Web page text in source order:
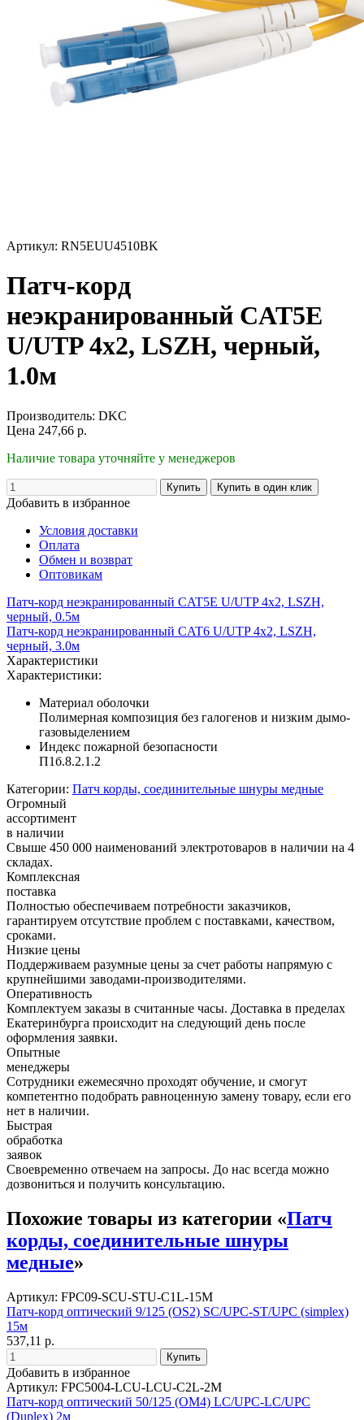
Артикул: RN5EUU4510BK
Патч-корд
неэкранированный CAT5E
U/UTP 4х2, LSZH, черный,
1.0м
Производитель: DKC
Цена 247,66 р.
Наличие товара уточняйте у менеджеров
Добавить в избранное
Условия доставки
Оплата
Обмен и возврат
Оптовикам
Патч-корд неэкранированный CAT5E U/UTP 4х2, LSZH,
черный, 0.5м
Патч-корд неэкранированный CAT6 U/UTP 4х2, LSZH,
черный, 3.0м
Характеристики
Характеристики:
Материал оболочки
Полимерная композиция без галогенов и низким дымо-
газовыделением
Индекс пожарной безопасности
П1б.8.2.1.2
Категории: Патч корды, соединительные шнуры медные
Огромный
ассортимент
в наличии
Свыше 450 000 наименований электротоваров в наличии на 4
складах.
Комплексная
поставка
Полностью обеспечиваем потребности заказчиков,
гарантируем отсутствие проблем с поставками, качеством,
сроками.
Низкие цены
Поддерживаем разумные цены за счет работы напрямую с
крупнейшими заводами-производителями.
Оперативность
Комплектуем заказы в считанные часы. Доставка в пределах
Екатеринбурга происходит на следующий день после
оформления заявки.
Опытные
менеджеры
Сотрудники ежемесячно проходят обучение, и смогут
компетентно подобрать равноценную замену товару, если его
нет в наличии.
Быстрая
обработка
заявок
Своевременно отвечаем на запросы. До нас всегда можно
дозвониться и получить консультацию.
Похожие товары из категории «Патч
корды, соединительные шнуры
медные»
Артикул: FPC09-SCU-STU-C1L-15M
Патч-корд оптический 9/125 (OS2) SC/UPC-ST/UPC (simplex)
15м
537,11 р.
Добавить в избранное
Артикул: FPC5004-LCU-LCU-C2L-2M
Патч-корд оптический 50/125 (OM4) LC/UPC-LC/UPC
(Duplex) 2м